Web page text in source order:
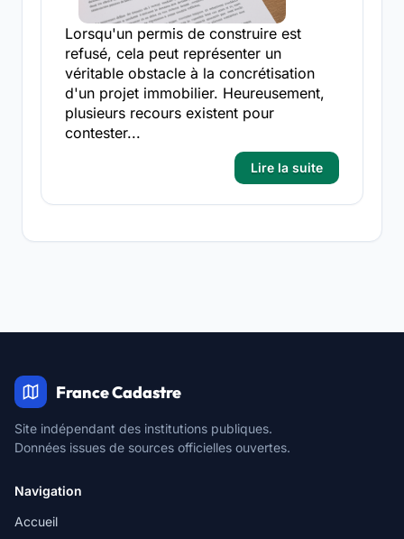
Lorsqu'un permis de construire est
refusé, cela peut représenter un
véritable obstacle à la concrétisation
d'un projet immobilier. Heureusement,
plusieurs recours existent pour
contester...
Lire la suite
France Cadastre
Site indépendant des institutions publiques.
Données issues de sources officielles ouvertes.
Navigation
Accueil